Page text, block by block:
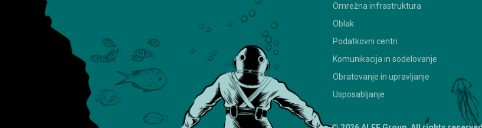
Omrežna infrastruktura
Oblak
Podatkovni centri
Komunikacija in sodelovanje
Obratovanje in upravljanje
Usposabljanje